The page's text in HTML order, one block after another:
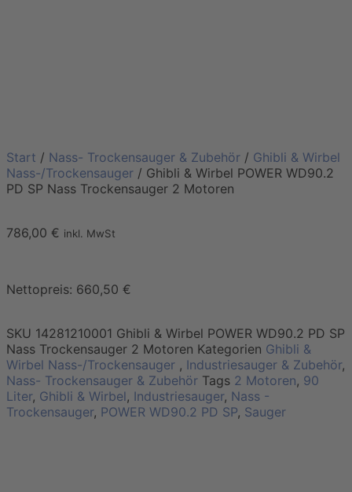
Start / Nass- Trockensauger & Zubehör / Ghibli & Wirbel
Nass-/Trockensauger / Ghibli & Wirbel POWER WD90.2
PD SP Nass Trockensauger 2 Motoren
786,00 € inkl. MwSt
Nettopreis: 660,50 €
SKU 14281210001 Ghibli & Wirbel POWER WD90.2 PD SP
Nass Trockensauger 2 Motoren Kategorien Ghibli &
Wirbel Nass-/Trockensauger , Industriesauger & Zubehör,
Nass- Trockensauger & Zubehör Tags 2 Motoren, 90
Liter, Ghibli & Wirbel, Industriesauger, Nass -
Trockensauger, POWER WD90.2 PD SP, Sauger